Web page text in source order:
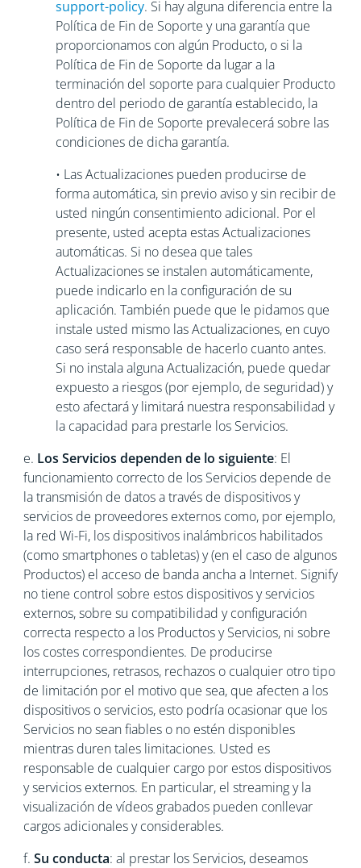
support-policy. Si hay alguna diferencia entre la
Política de Fin de Soporte y una garantía que
proporcionamos con algún Producto, o si la
Política de Fin de Soporte da lugar a la
terminación del soporte para cualquier Producto
dentro del periodo de garantía establecido, la
Política de Fin de Soporte prevalecerá sobre las
condiciones de dicha garantía.
• Las Actualizaciones pueden producirse de
forma automática, sin previo aviso y sin recibir de
usted ningún consentimiento adicional. Por el
presente, usted acepta estas Actualizaciones
automáticas. Si no desea que tales
Actualizaciones se instalen automáticamente,
puede indicarlo en la configuración de su
aplicación. También puede que le pidamos que
instale usted mismo las Actualizaciones, en cuyo
caso será responsable de hacerlo cuanto antes.
Si no instala alguna Actualización, puede quedar
expuesto a riesgos (por ejemplo, de seguridad) y
esto afectará y limitará nuestra responsabilidad y
la capacidad para prestarle los Servicios.
e. Los Servicios dependen de lo siguiente: El
funcionamiento correcto de los Servicios depende de
la transmisión de datos a través de dispositivos y
servicios de proveedores externos como, por ejemplo,
la red Wi-Fi, los dispositivos inalámbricos habilitados
(como smartphones o tabletas) y (en el caso de algunos
Productos) el acceso de banda ancha a Internet. Signify
no tiene control sobre estos dispositivos y servicios
externos, sobre su compatibilidad y configuración
correcta respecto a los Productos y Servicios, ni sobre
los costes correspondientes. De producirse
interrupciones, retrasos, rechazos o cualquier otro tipo
de limitación por el motivo que sea, que afecten a los
dispositivos o servicios, esto podría ocasionar que los
Servicios no sean fiables o no estén disponibles
mientras duren tales limitaciones. Usted es
responsable de cualquier cargo por estos dispositivos
y servicios externos. En particular, el streaming y la
visualización de vídeos grabados pueden conllevar
cargos adicionales y considerables.
f. Su conducta: al prestar los Servicios, deseamos